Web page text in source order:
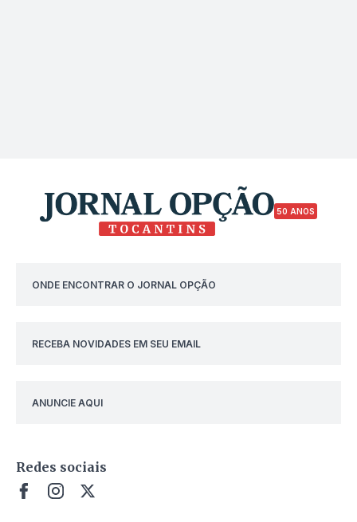
50 ANOS
ONDE ENCONTRAR O JORNAL OPÇÃO
RECEBA NOVIDADES EM SEU EMAIL
ANUNCIE AQUI
Redes sociais